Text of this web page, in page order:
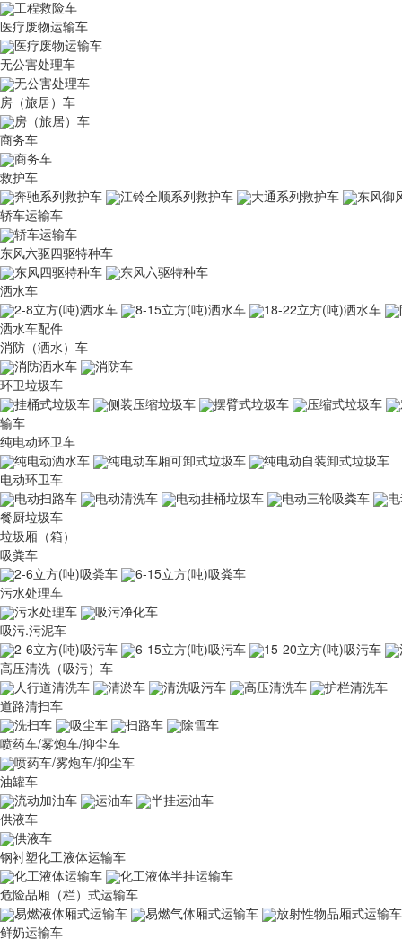
工程救险车
医疗废物运输车
医疗废物运输车
无公害处理车
无公害处理车
房（旅居）车
房（旅居）车
商务车
商务车
救护车
奔驰系列救护车
江铃全顺系列救护车 大通系列救护车
东风御
轿车运输车
轿车运输车
东风六驱四驱特种车
东风四驱特种车
东风六驱特种车
洒水车
2-8立方(吨)洒水车
8-15立方(吨)洒水车 18-22立方(吨)洒水车
洒水车配件
消防（洒水）车
消防洒水车
消防车
环卫垃圾车
挂桶式垃圾车
侧装压缩垃圾车 摆臂式垃圾车 压缩式垃圾车
输车
纯电动环卫车
纯电动洒水车
纯电动车厢可卸式垃圾车
纯电动自装卸式垃圾车
电动环卫车
电动扫路车
电动清洗车 电动挂桶垃圾车 电动三轮吸粪车
餐厨垃圾车
垃圾厢（箱）
吸粪车
2-6立方(吨)吸粪车
6-15立方(吨)吸粪车
污水处理车
污水处理车
吸污净化车
吸污.污泥车
2-6立方(吨)吸污车
6-15立方(吨)吸污车 15-20立方(吨)吸污车
高压清洗（吸污）车
人行道清洗车
清淤车 清洗吸污车 高压清洗车
护栏清洗车
道路清扫车
洗扫车
吸尘车 扫路车
除雪车
喷药车/雾炮车/抑尘车
喷药车/雾炮车/抑尘车
油罐车
流动加油车
运油车
半挂运油车
供液车
供液车
钢衬塑化工液体运输车
化工液体运输车
化工液体半挂运输车
危险品厢（栏）式运输车
易燃液体厢式运输车
易燃气体厢式运输车
放射性物品厢式运输车
鲜奶运输车